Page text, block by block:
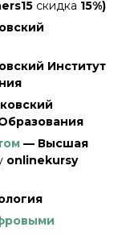
скидка 15%)
Институт
— Высшая
onlinekursy